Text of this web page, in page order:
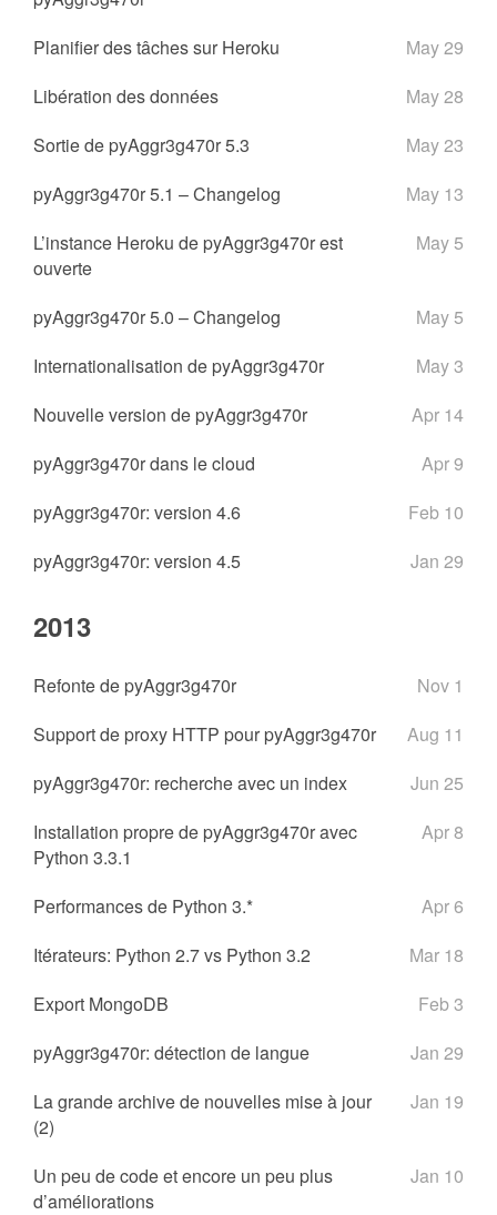
Planifier des tâches sur Heroku
May 29
Libération des données
May 28
Sortie de pyAggr3g470r 5.3
May 23
pyAggr3g470r 5.1 – Changelog
May 13
L’instance Heroku de pyAggr3g470r est
ouverte
May 5
pyAggr3g470r 5.0 – Changelog
May 5
Internationalisation de pyAggr3g470r
May 3
Nouvelle version de pyAggr3g470r
Apr 14
pyAggr3g470r dans le cloud
Apr 9
pyAggr3g470r: version 4.6
Feb 10
pyAggr3g470r: version 4.5
Jan 29
2013
Refonte de pyAggr3g470r
Nov 1
Support de proxy HTTP pour pyAggr3g470r
Aug 11
pyAggr3g470r: recherche avec un index
Jun 25
Installation propre de pyAggr3g470r avec
Python 3.3.1
Apr 8
Performances de Python 3.*
Apr 6
Itérateurs: Python 2.7 vs Python 3.2
Mar 18
Export MongoDB
Feb 3
pyAggr3g470r: détection de langue
Jan 29
La grande archive de nouvelles mise à jour
(2)
Jan 19
Un peu de code et encore un peu plus
d’améliorations
Jan 10